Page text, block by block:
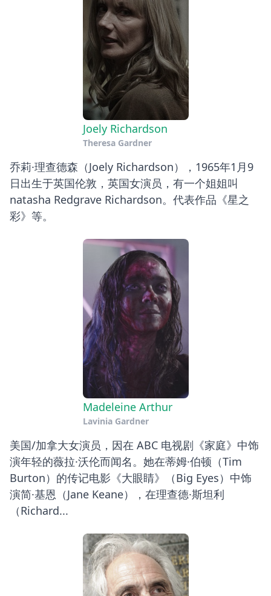
Joely Richardson
Theresa Gardner
乔莉·理查德森（Joely Richardson），1965年1月9
日出生于英国伦敦，英国女演员，有一个姐姐叫
natasha Redgrave Richardson。代表作品《星之
彩》等。
Madeleine Arthur
Lavinia Gardner
美国/加拿大女演员，因在 ABC 电视剧《家庭》中饰
演年轻的薇拉·沃伦而闻名。她在蒂姆·伯顿（Tim
Burton）的传记电影《大眼睛》（Big Eyes）中饰
演简·基恩（Jane Keane），在理查德·斯坦利
（Richard...